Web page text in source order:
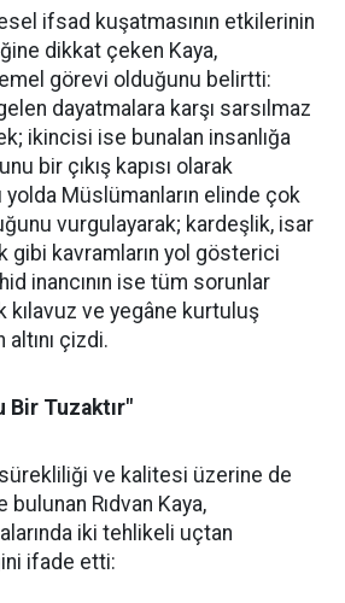
ifsad kuşatmasının etkilerinin
dikkat çeken Kaya,
görevi olduğunu belirtti:
dayatmalara karşı sarsılmaz
ikincisi ise bunalan insanlığa
bir çıkış kapısı olarak
yolda Müslümanların elinde çok
vurgulayarak; kardeşlik, isar
gibi kavramların yol gösterici
inancının ise tüm sorunlar
kılavuz ve yegâne kurtuluş
çizdi.
Bir Tuzaktır"
ve kalitesi üzerine de
Rıdvan Kaya,
iki tehlikeli uçtan
ifade etti: